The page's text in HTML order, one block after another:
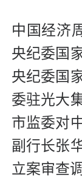
中国经济
央纪委国
央纪委国
委驻光大
市监委对
副行长张
立案审查